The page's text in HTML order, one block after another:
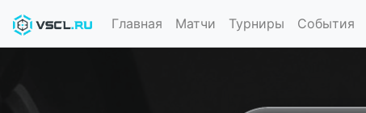
Главная Матчи Турниры События